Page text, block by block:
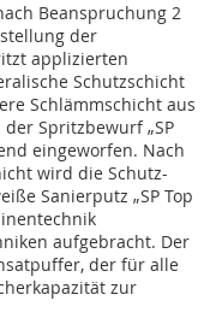
Beanspruchung 2
der
applizierten
Schutzschicht
Schlämmschicht aus
der Spritzbewurf „SP
eingeworfen. Nach
wird die Schutz-
Sanierputz „SP Top
aufgebracht. Der
der für alle
zur